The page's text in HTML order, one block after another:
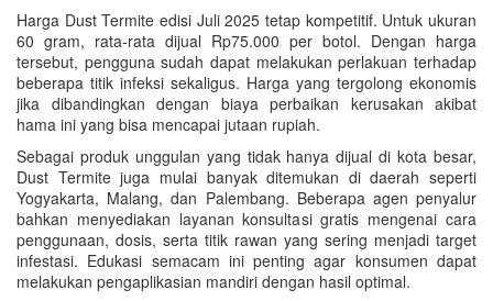
Harga Dust Termite edisi Juli 2025 tetap kompetitif. Untuk ukuran
60 gram, rata-rata dijual Rp75.000 per botol. Dengan harga
tersebut, pengguna sudah dapat melakukan perlakuan terhadap
beberapa titik infeksi sekaligus. Harga yang tergolong ekonomis
jika dibandingkan dengan biaya perbaikan kerusakan akibat
hama ini yang bisa mencapai jutaan rupiah.
Sebagai produk unggulan yang tidak hanya dijual di kota besar,
Dust Termite juga mulai banyak ditemukan di daerah seperti
Yogyakarta, Malang, dan Palembang. Beberapa agen penyalur
bahkan menyediakan layanan konsultasi gratis mengenai cara
penggunaan, dosis, serta titik rawan yang sering menjadi target
infestasi. Edukasi semacam ini penting agar konsumen dapat
melakukan pengaplikasian mandiri dengan hasil optimal.